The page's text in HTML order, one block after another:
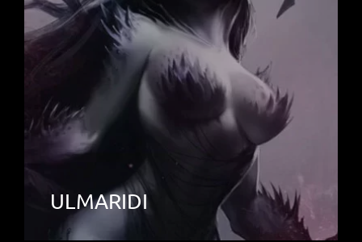
ULMARIDI